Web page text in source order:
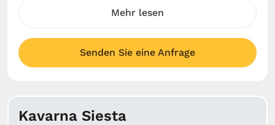
Mehr lesen
Senden Sie eine Anfrage
Kavarna Siesta